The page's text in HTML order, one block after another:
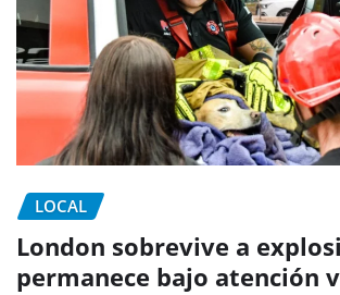
LOCAL
London sobrevive a
permanece bajo atención